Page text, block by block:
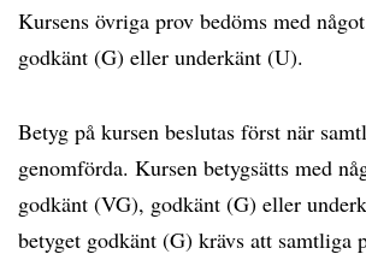
Kursens övriga prov bedöms med
godkänt (G) eller underkänt (U).
Betyg på kursen beslutas först när
genomförda. Kursen betygsätts med
godkänt (VG), godkänt (G) eller
betyget godkänt (G) krävs att samtliga